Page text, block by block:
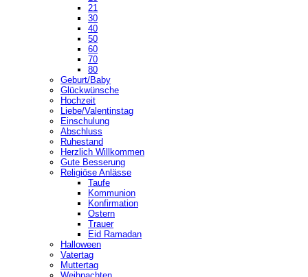
21
30
40
50
60
70
80
Geburt/Baby
Glückwünsche
Hochzeit
Liebe/Valentinstag
Einschulung
Abschluss
Ruhestand
Herzlich Willkommen
Gute Besserung
Religiöse Anlässe
Taufe
Kommunion
Konfirmation
Ostern
Trauer
Eid Ramadan
Halloween
Vatertag
Muttertag